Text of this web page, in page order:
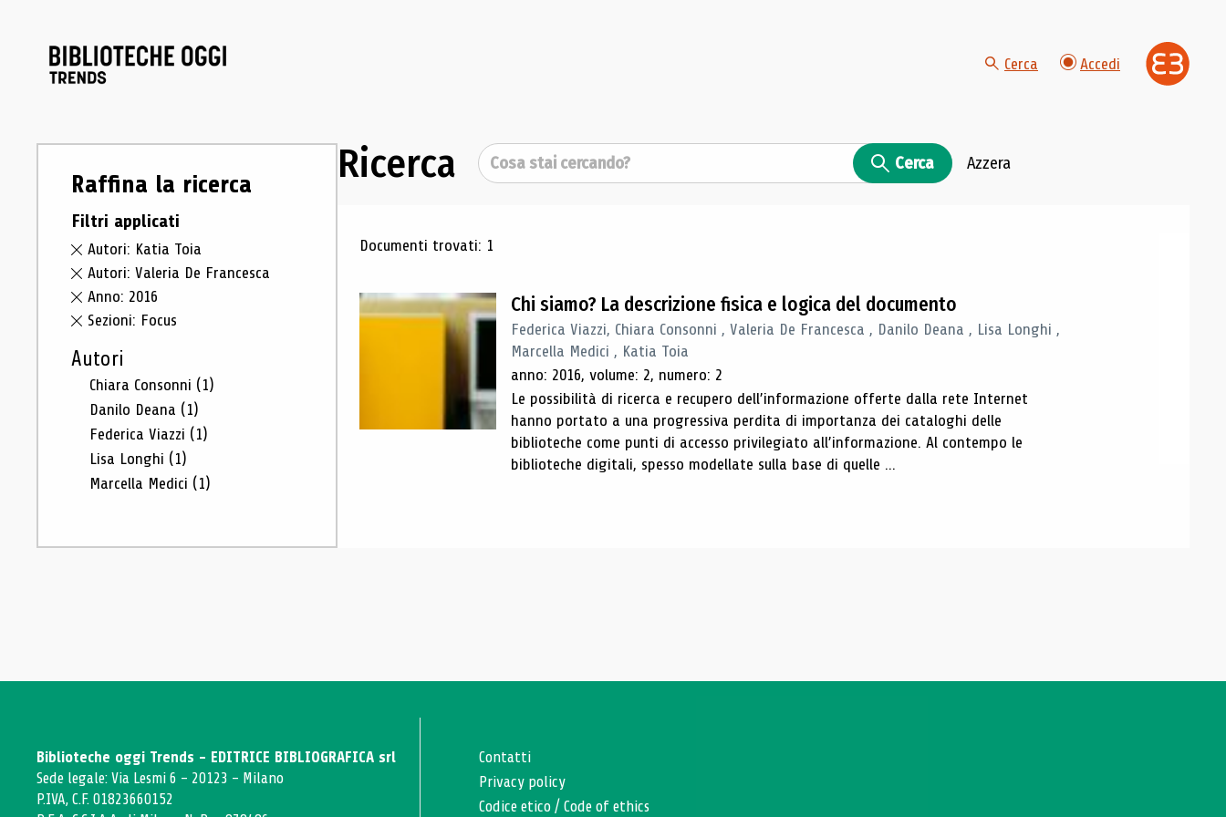
Cerca Accedi
Raffina la ricerca
Filtri applicati
Autori: Katia Toia
Autori: Valeria De Francesca
Anno: 2016
Sezioni: Focus
Autori
Chiara Consonni (1)
Danilo Deana (1)
Federica Viazzi (1)
Lisa Longhi (1)
Marcella Medici (1)
Ricerca Cerca Cerca Azzera
Risultati di ricerca
Documenti trovati: 1
Chi siamo? La descrizione fisica e logica del documento
Federica Viazzi, Chiara Consonni , Valeria De Francesca , Danilo Deana , Lisa Longhi ,
Marcella Medici , Katia Toia
anno: 2016, volume: 2, numero: 2
Le possibilità di ricerca e recupero dell’informazione offerte dalla rete Internet
hanno portato a una progressiva perdita di importanza dei cataloghi delle
biblioteche come punti di accesso privilegiato all’informazione. Al contempo le
biblioteche digitali, spesso modellate sulla base di quelle ...
Biblioteche oggi Trends - EDITRICE BIBLIOGRAFICA srl
Sede legale: Via Lesmi 6 - 20123 - Milano
P.IVA, C.F. 01823660152
Contatti
Privacy policy
Codice etico /Code of ethics